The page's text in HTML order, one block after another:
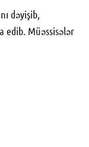
dəyişib,
edib. Müəssisələr